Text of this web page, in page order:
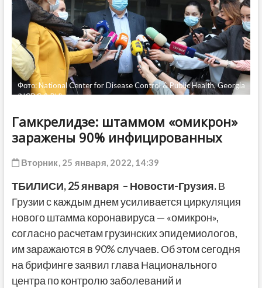
Фото: National Center for Disease Control & Public Health, Georgia
(NCDC & PH)
Гамкрелидзе: штаммом «омикрон»
заражены 90% инфицированных
Вторник, 25 января, 2022, 14:39
ТБИЛИСИ,25 января – Новости-Грузия.В
Грузии с каждым днем усиливается циркуляция
нового штамма коронавируса — «омикрон»,
согласно расчетам грузинских эпидемиологов,
им заражаются в 90% случаев. Об этом сегодня
на брифинге заявил глава Национального
центра по контролю заболеваний и